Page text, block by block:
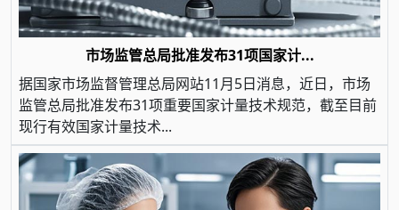
市场监管总局批准发布31项国家计...
据国家市场监督管理总局网站11月5日消息，近日，市场
监管总局批准发布31项重要国家计量技术规范，截至目前
现行有效国家计量技术...